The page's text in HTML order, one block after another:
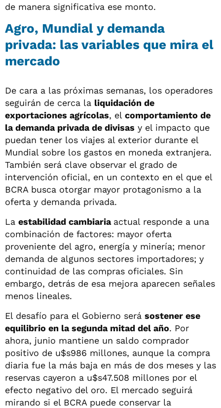
de manera significativa ese monto.
Agro, Mundial y demanda
privada: las variables que mira el
mercado
De cara a las próximas semanas, los operadores
seguirán de cerca la liquidación de
exportaciones agrícolas, el comportamiento de
la demanda privada de divisas y el impacto que
puedan tener los viajes al exterior durante el
Mundial sobre los gastos en moneda extranjera.
También será clave observar el grado de
intervención oficial, en un contexto en el que el
BCRA busca otorgar mayor protagonismo a la
oferta y demanda privada.
La estabilidad cambiaria actual responde a una
combinación de factores: mayor oferta
proveniente del agro, energía y minería; menor
demanda de algunos sectores importadores; y
continuidad de las compras oficiales. Sin
embargo, detrás de esa mejora aparecen señales
menos lineales.
El desafío para el Gobierno será sostener ese
equilibrio en la segunda mitad del año. Por
ahora, junio mantiene un saldo comprador
positivo de u$s986 millones, aunque la compra
diaria fue la más baja en más de dos meses y las
reservas cayeron a u$s47.508 millones por el
efecto negativo del oro. El mercado seguirá
mirando si el BCRA puede conservar la